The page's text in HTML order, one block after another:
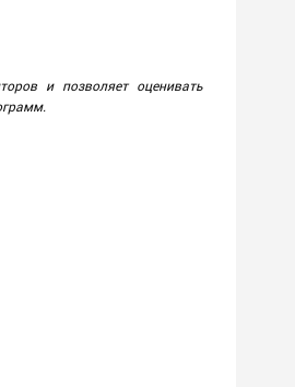
и позволяет оценивать